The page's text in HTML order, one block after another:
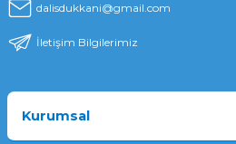
dalisdukkani@gmail.com
İletişim Bilgilerimiz
Kurumsal